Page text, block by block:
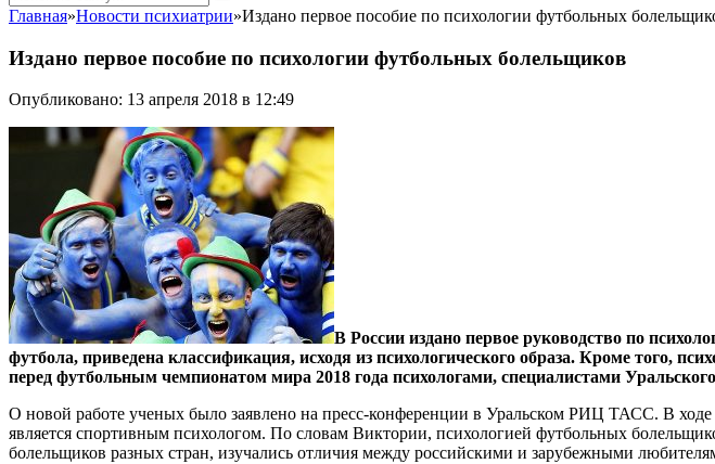
Главная»Новости психиатрии»Издано первое пособие по психологии футбольных
Издано первое пособие по психологии футбольных болельщиков
Опубликовано: 13 апреля 2018 в 12:49
В России издано первое руководство по
футбола, приведена классификация, исходя из психологического образа. Кроме того,
перед футбольным чемпионатом мира 2018 года психологами, специалистами
О новой работе ученых было заявлено на пресс-конференции в Уральском РИЦ ТАСС. В
является спортивным психологом. По словам Виктории, психологией футбольных
болельщиков разных стран, изучались отличия между российскими и зарубежными